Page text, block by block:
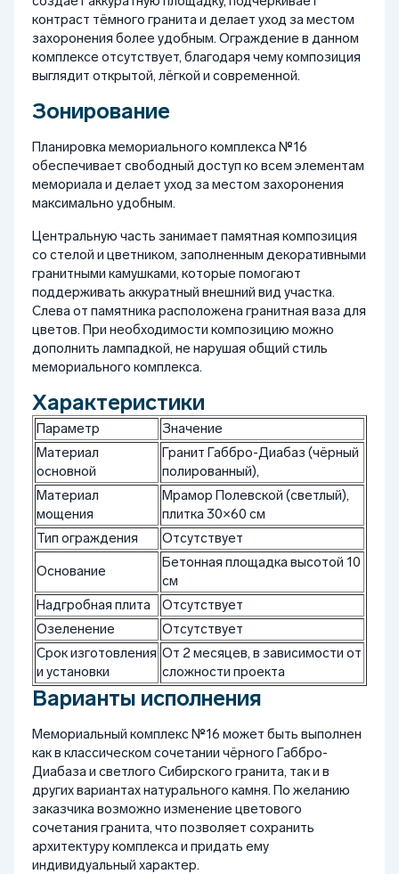
контраст тёмного гранита и делает уход за местом
захоронения более удобным. Ограждение в данном
комплексе отсутствует, благодаря чему композиция
выглядит открытой, лёгкой и современной.
Зонирование
Планировка мемориального комплекса №16
обеспечивает свободный доступ ко всем элементам
мемориала и делает уход за местом захоронения
максимально удобным.
Центральную часть занимает памятная композиция
со стелой и цветником, заполненным декоративными
гранитными камушками, которые помогают
поддерживать аккуратный внешний вид участка.
Слева от памятника расположена гранитная ваза для
цветов. При необходимости композицию можно
дополнить лампадкой, не нарушая общий стиль
мемориального комплекса.
Характеристики
Параметр
Значение
Материал
основной
Гранит Габбро-Диабаз (чёрный
полированный),
Материал
мощения
Мрамор Полевской (светлый),
плитка 30×60 см
Тип ограждения
Отсутствует
Основание
Бетонная площадка высотой 10
см
Надгробная плита
Отсутствует
Озеленение
Отсутствует
Срок изготовления
и установки
От 2 месяцев, в зависимости от
сложности проекта
Варианты исполнения
Мемориальный комплекс №16 может быть выполнен
как в классическом сочетании чёрного Габбро-
Диабаза и светлого Сибирского гранита, так и в
других вариантах натурального камня. По желанию
заказчика возможно изменение цветового
сочетания гранита, что позволяет сохранить
архитектуру комплекса и придать ему
индивидуальный характер.